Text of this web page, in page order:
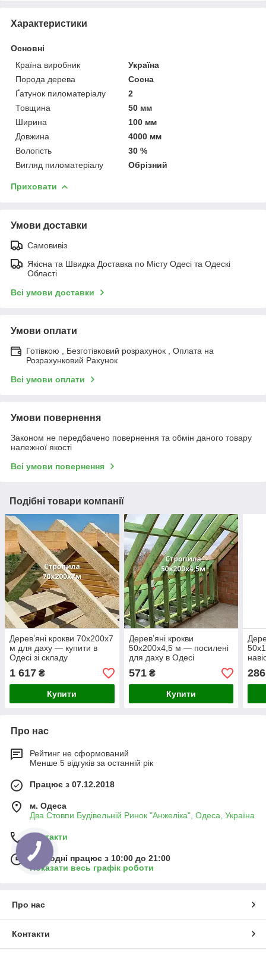
Характеристики
Основні
Країна виробник
Україна
Порода дерева
Сосна
Ґатунок пиломатеріалу
2
Товщина
50 мм
Ширина
100 мм
Довжина
4000 мм
Вологість
30 %
Вигляд пиломатеріалу
Обрізний
Приховати
Умови доставки
Самовивіз
Якісна та Швидка Доставка по Місту Одесі та Одескі
Області
Всі умови доставки
Умови оплати
Готівкою , Безготівковий розрахунок , Оплата на
Розрахунковий Рахунок
Всі умови оплати
Умови повернення
Законом не передбачено повернення та обмін даного товару
належної якості
Всі умови повернення
Подібні товари компанії
Дерев’яні крокви 70х200х7
м для даху — купити в
Одесі зі складу
1 617 ₴
Купити
Дерев’яні крокви
50х200х4,5 м — посилені
для даху в Одесі
571₴
Купити
286
Про нас
Рейтинг не сформований
Менше 5 відгуків за останній рік
Працює з 07.12.2018
м. Одеса
Два Стовпи Будівельній Ринок "Анжеліка", Одеса, Україна
Контакти
Сьогодні працює з 10:00 до 21:00
Показати весь графік роботи
Про нас
Контакти